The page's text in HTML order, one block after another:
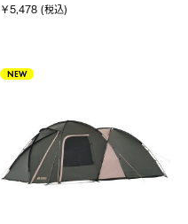
￥5,478 (税込)
NEW